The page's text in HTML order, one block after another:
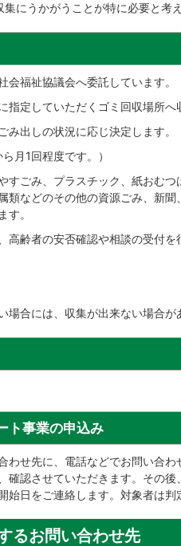
集にうかがうことが特に必要と考
会福祉協議会へ委託しています。
指定していただくゴミ回収場所へ
み出しの状況に応じ決定します。
月1回程度です。）
すごみ、プラスチック、紙おむ
類などのその他の資源ごみ、新
す。
高齢者の安否確認や相談の受付を
合には、収集が出来ない場合が
ト事業の申込み
わせ先に、電話などでお問い合
確認させていただきます。その
始日をご連絡します。対象者は判
るお問い合わせ先